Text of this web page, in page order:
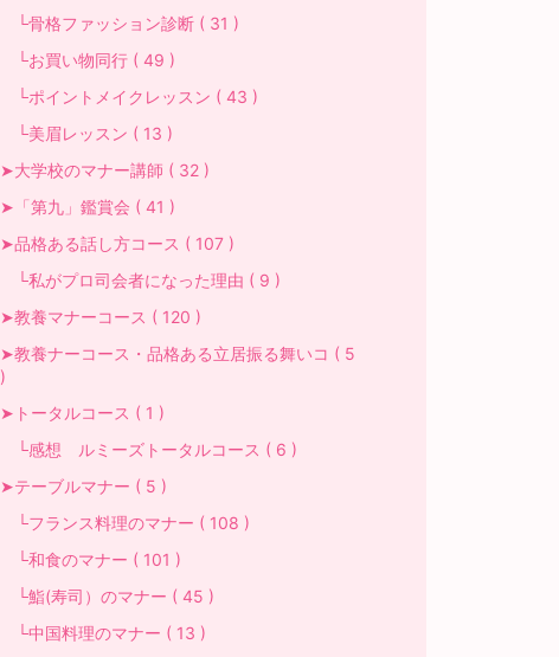
└骨格ファッション診断 ( 31 )
└お買い物同行 ( 49 )
└ポイントメイクレッスン ( 43 )
└美眉レッスン ( 13 )
➤大学校のマナー講師 ( 32 )
➤「第九」鑑賞会 ( 41 )
➤品格ある話し方コース ( 107 )
└私がプロ司会者になった理由 ( 9 )
➤教養マナーコース ( 120 )
➤教養ナーコース・品格ある立居振る舞いコ ( 5
)
➤トータルコース ( 1 )
└感想 ルミーズトータルコース ( 6 )
➤テーブルマナー ( 5 )
└フランス料理のマナー ( 108 )
└和食のマナー ( 101 )
└鮨(寿司）のマナー ( 45 )
└中国料理のマナー ( 13 )